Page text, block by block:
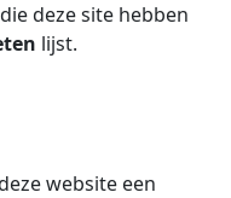
deze site hebben
lijst.
website een